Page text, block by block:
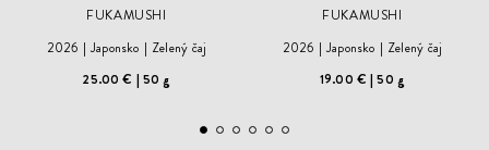
FUKAMUSHI
2026
Japonsko
Zelený čaj
25.00 €
50 g
FUKAMUSHI
2026
Japonsko
Zelený čaj
19.00 € 50 g